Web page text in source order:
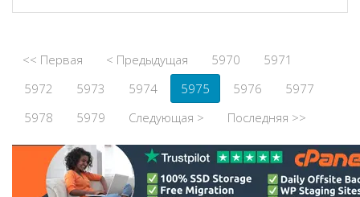
<< Первая < Предыдущая 5970
5971
5972
5973 5974 5975 5976
5977
5978
5979 Следующая > Последняя >>